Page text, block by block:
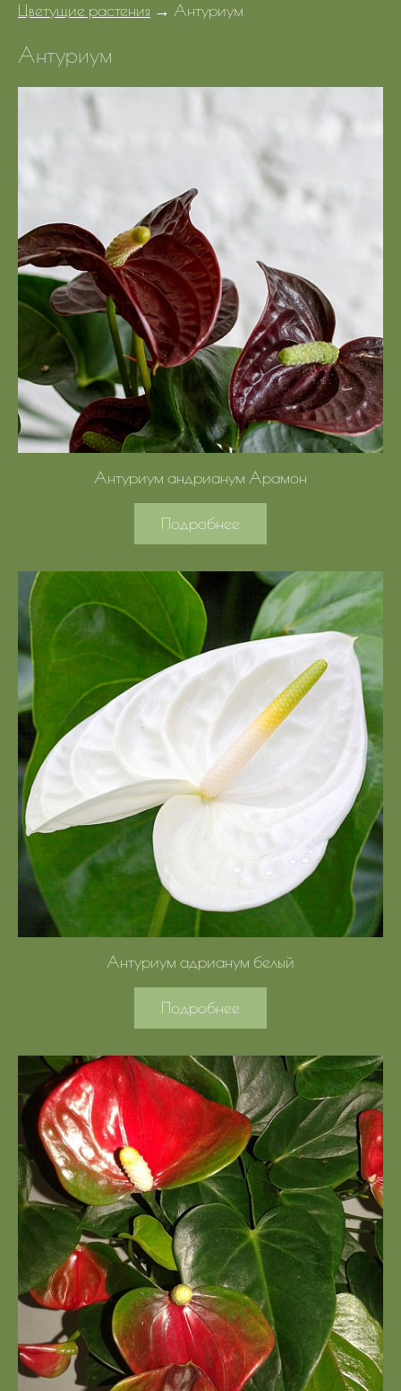
Цветущие растения → Антуриум
Антуриум
Антуриум андрианум Арамон
Подробнее
Антуриум адрианум белый
Подробнее